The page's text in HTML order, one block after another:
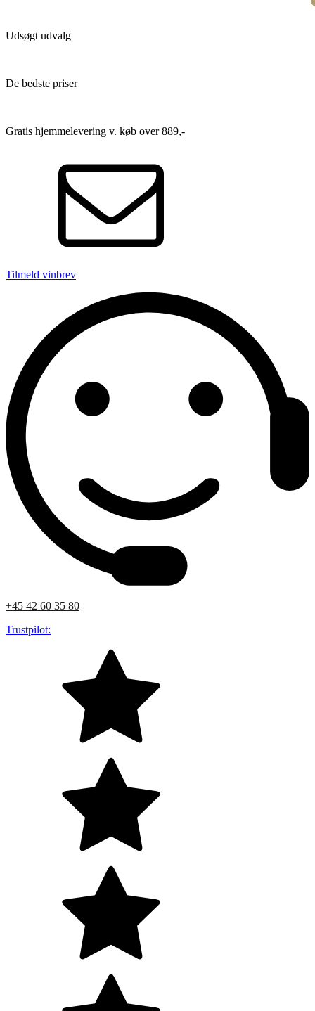
Udsøgt udvalg
De bedste priser
Gratis hjemmelevering v. køb over 889,-
Tilmeld vinbrev
+45 42 60 35 80
Trustpilot: